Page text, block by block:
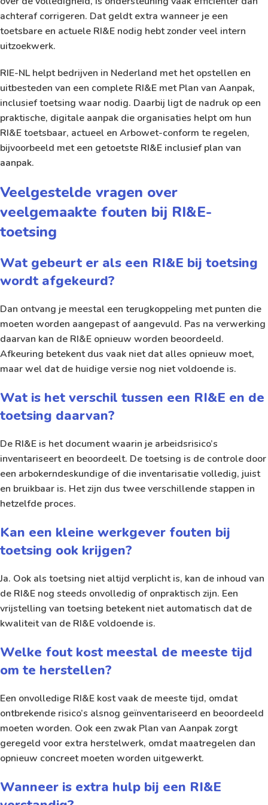
achteraf corrigeren. Dat geldt extra wanneer je een
toetsbare en actuele RI&E nodig hebt zonder veel intern
uitzoekwerk.
RIE-NL helpt bedrijven in Nederland met het opstellen en
uitbesteden van een complete RI&E met Plan van Aanpak,
inclusief toetsing waar nodig. Daarbij ligt de nadruk op een
praktische, digitale aanpak die organisaties helpt om hun
RI&E toetsbaar, actueel en Arbowet-conform te regelen,
bijvoorbeeld met een getoetste RI&E inclusief plan van
aanpak.
Veelgestelde vragen over
veelgemaakte fouten bij RI&E-
toetsing
Wat gebeurt er als een RI&E bij toetsing
wordt afgekeurd?
Dan ontvang je meestal een terugkoppeling met punten die
moeten worden aangepast of aangevuld. Pas na verwerking
daarvan kan de RI&E opnieuw worden beoordeeld.
Afkeuring betekent dus vaak niet dat alles opnieuw moet,
maar wel dat de huidige versie nog niet voldoende is.
Wat is het verschil tussen een RI&E en de
toetsing daarvan?
De RI&E is het document waarin je arbeidsrisico’s
inventariseert en beoordeelt. De toetsing is de controle door
een arbokerndeskundige of die inventarisatie volledig, juist
en bruikbaar is. Het zijn dus twee verschillende stappen in
hetzelfde proces.
Kan een kleine werkgever fouten bij
toetsing ook krijgen?
Ja. Ook als toetsing niet altijd verplicht is, kan de inhoud van
de RI&E nog steeds onvolledig of onpraktisch zijn. Een
vrijstelling van toetsing betekent niet automatisch dat de
kwaliteit van de RI&E voldoende is.
Welke fout kost meestal de meeste tijd
om te herstellen?
Een onvolledige RI&E kost vaak de meeste tijd, omdat
ontbrekende risico’s alsnog geïnventariseerd en beoordeeld
moeten worden. Ook een zwak Plan van Aanpak zorgt
geregeld voor extra herstelwerk, omdat maatregelen dan
opnieuw concreet moeten worden uitgewerkt.
Wanneer is extra hulp bij een RI&E